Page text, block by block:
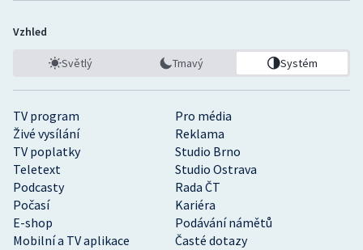
TV program
Pro média
Živé vysílání
Reklama
TV poplatky
Studio Brno
Teletext
Studio Ostrava
Podcasty
Rada ČT
Počasí
Kariéra
E-shop
Podávání námětů
Mobilní a TV aplikace
Časté dotazy
Vzhled
Světlý Tmavý Systém